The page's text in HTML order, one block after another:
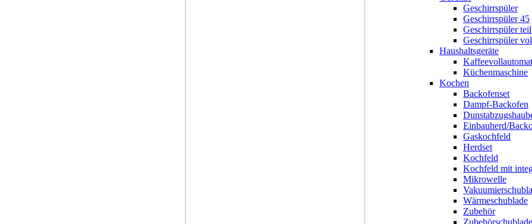
Geschirrspüler
Geschirrspüler 45
Geschirrspüler
Geschirrspüler
Haushaltsgeräte
Küchenmaschine
Kochen
Backofenset
Dampf-Backofen
Einbauherd/
Gaskochfeld
Herdset
Kochfeld
Kochfeld mit
Mikrowelle
Wärmeschublade
Zubehör
Zubehörschublade